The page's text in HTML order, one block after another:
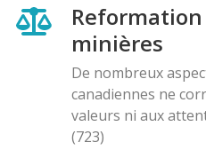
minières
De nombreux
canadiennes ne
valeurs ni aux
(723)